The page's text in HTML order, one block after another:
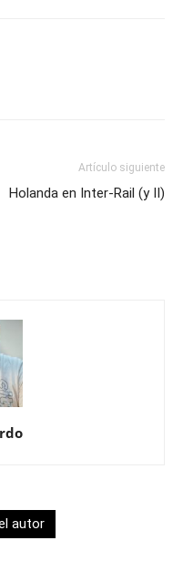
Artículo siguiente
Holanda en Inter-Rail (y II)
autor